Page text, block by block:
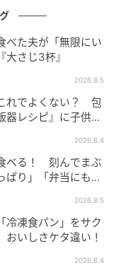
する。
べた夫が「無限にい
さじ3杯』
2026.8.5
れでよくない？ 包
器レシピ』に子供が
2026.8.4
べる！ 刻んでまぶ
ぱり」「弁当にもい
2026.8.5
冷凍食パン」をサク
おいしさケタ違い！
2026.8.4